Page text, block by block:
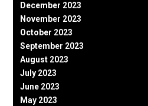
December 2023
November 2023
October 2023
September 2023
August 2023
July 2023
June 2023
May 2023